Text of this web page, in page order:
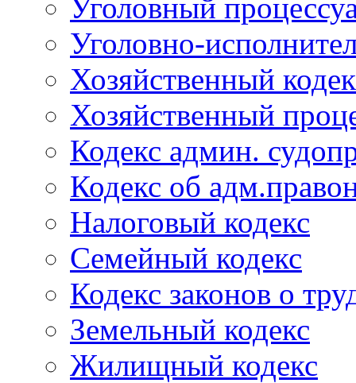
Уголовный
Уголовно-
Хозяйственный
Хозяйственный
Кодекс админ.
Кодекс об
Налоговый кодекс
Семейный кодекс
Кодекс законов о
Земельный кодекс
Жилищный кодекс